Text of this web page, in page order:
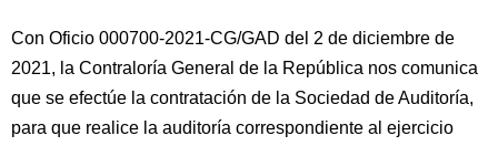
Con Oficio 000700-2021-CG/GAD del 2 de diciembre de
2021, la Contraloría General de la República nos comunica
que se efectúe la contratación de la Sociedad de Auditoría,
para que realice la auditoría correspondiente al ejercicio